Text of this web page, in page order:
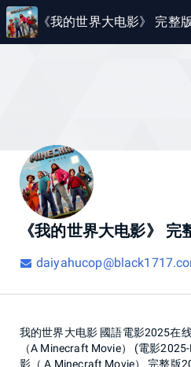
《我的世界大电影》 完整
我的世界大电影 國語電影2025在
（A Minecraft Movie） (電影
影（ A Minecraft Movie） 完整版